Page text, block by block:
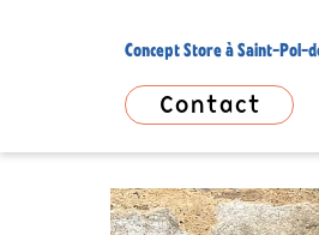
Concept Store à Saint-Pol-
Contact